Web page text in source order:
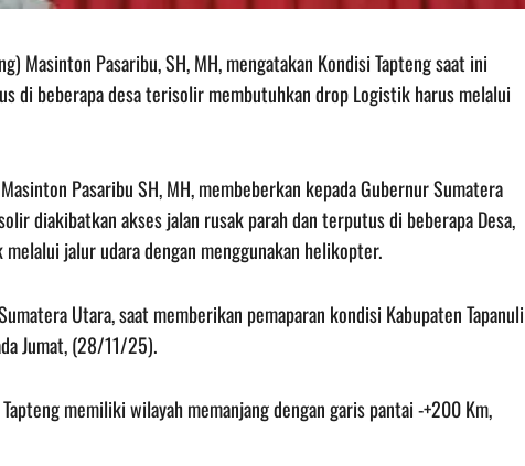
Masinton Pasaribu, SH, MH, mengatakan Kondisi Tapteng saat ini
di beberapa desa terisolir membutuhkan drop Logistik harus melalui
Pasaribu SH, MH, membeberkan kepada Gubernur Sumatera
diakibatkan akses jalan rusak parah dan terputus di beberapa Desa,
jalur udara dengan menggunakan helikopter.
Utara, saat memberikan pemaparan kondisi Kabupaten Tapanuli
Jumat, (28/11/25).
memiliki wilayah memanjang dengan garis pantai -+200 Km,